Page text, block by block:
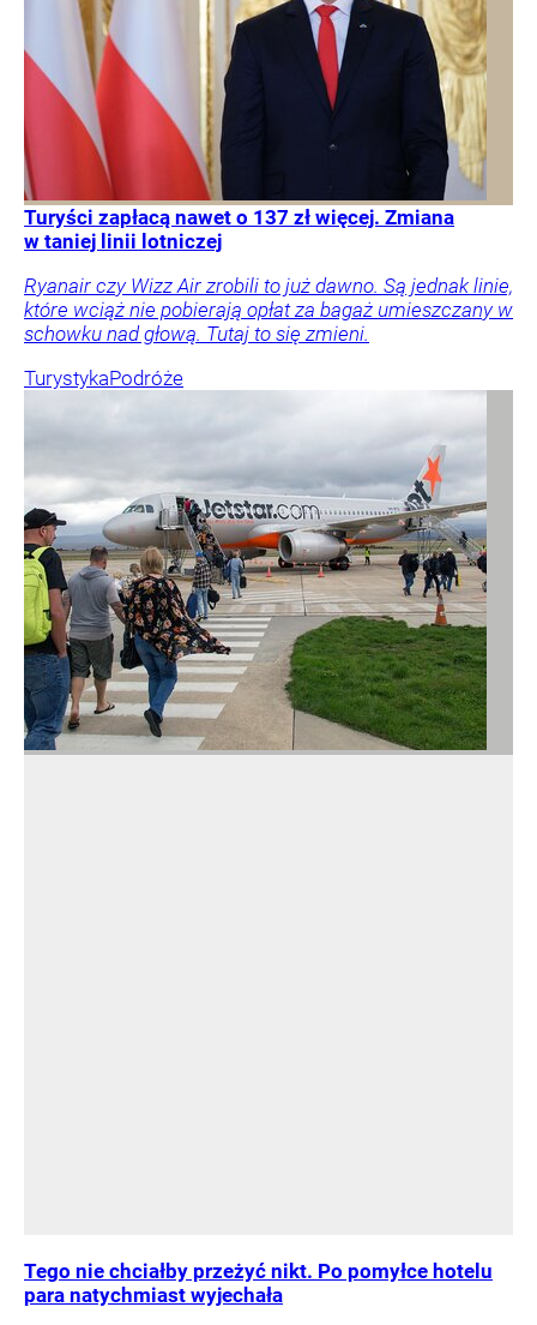
Turyści zapłacą nawet o 137 zł więcej. Zmiana
w taniej linii lotniczej
Ryanair czy Wizz Air zrobili to już dawno. Są jednak linie,
które wciąż nie pobierają opłat za bagaż umieszczany w
schowku nad głową. Tutaj to się zmieni.
TurystykaPodróże
Tego nie chciałby przeżyć nikt. Po pomyłce hotelu
para natychmiast wyjechała